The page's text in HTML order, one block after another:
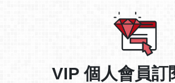
VIP 個人會員訂